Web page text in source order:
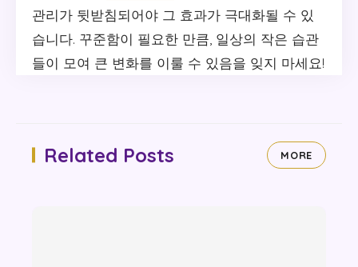
관리가 뒷받침되어야 그 효과가 극대화될 수 있
습니다. 꾸준함이 필요한 만큼, 일상의 작은 습관
들이 모여 큰 변화를 이룰 수 있음을 잊지 마세요!
Related Posts MORE